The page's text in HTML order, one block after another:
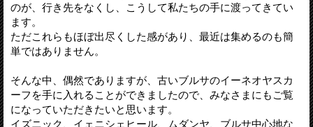
のが、行き先をなくし、こうして私たちの手に渡ってきてい
ます。
ただこれらもほぼ出尽くした感があり、最近は集めるのも簡
単ではありません。
そんな中、偶然でありますが、古いブルサのイーネオヤスカ
ーフを手に入れることができましたので、みなさまにもご覧
になっていただきたいと思います。
イズニック、イェニシェヒール、ムダンヤ、ブルサ中心地な